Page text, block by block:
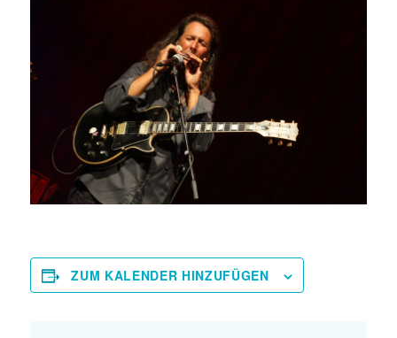
ZUM KALENDER HINZUFÜGEN